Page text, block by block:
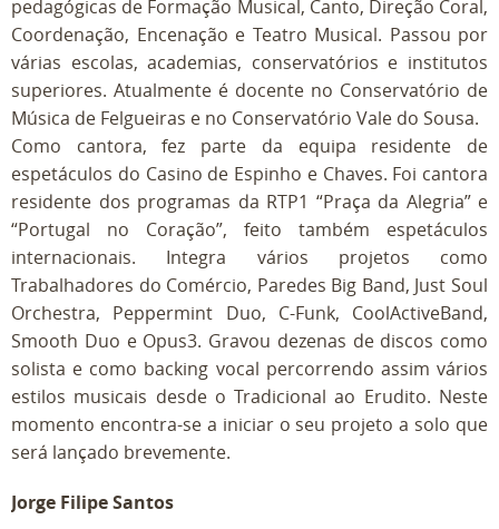
pedagógicas de Formação Musical, Canto, Direção Coral,
Coordenação, Encenação e Teatro Musical. Passou por
várias escolas, academias, conservatórios e institutos
superiores. Atualmente é docente no Conservatório de
Música de Felgueiras e no Conservatório Vale do Sousa.
Como cantora, fez parte da equipa residente de
espetáculos do Casino de Espinho e Chaves. Foi cantora
residente dos programas da RTP1 “Praça da Alegria” e
“Portugal no Coração”, feito também espetáculos
internacionais. Integra vários projetos como
Trabalhadores do Comércio, Paredes Big Band, Just Soul
Orchestra, Peppermint Duo, C-Funk, CoolActiveBand,
Smooth Duo e Opus3. Gravou dezenas de discos como
solista e como backing vocal percorrendo assim vários
estilos musicais desde o Tradicional ao Erudito. Neste
momento encontra-se a iniciar o seu projeto a solo que
será lançado brevemente.
Jorge Filipe Santos